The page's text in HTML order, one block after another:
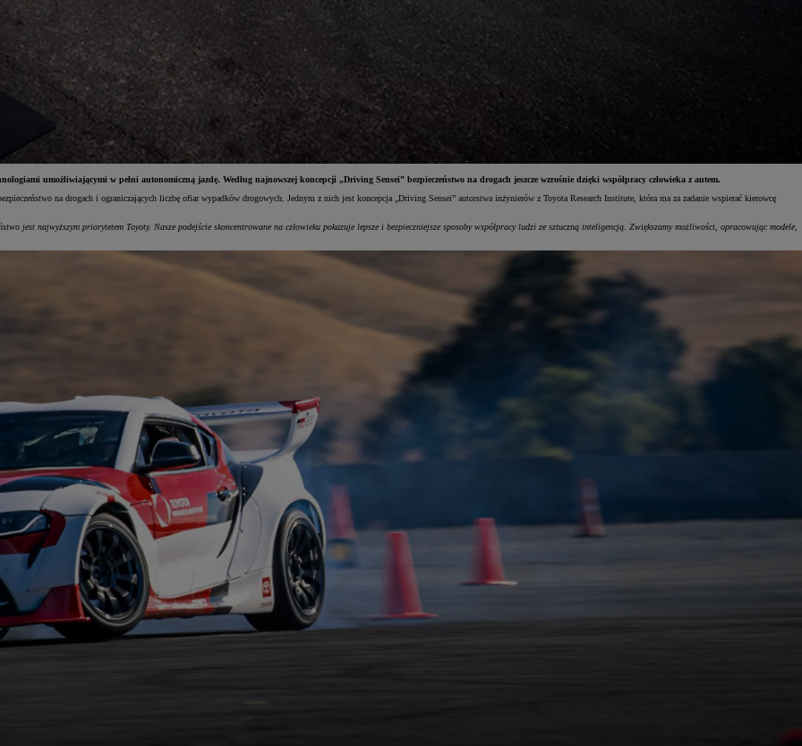
umożliwiającymi w pełni autonomiczną jazdę. Według najnowszej koncepcji „Driving Sensei” bezpieczeństwo na drogach jeszcze wzrośnie dzięki współpracy człowieka z autem.
na drogach i ograniczających liczbę ofiar wypadków drogowych. Jednym z nich jest koncepcja „Driving Sensei” autorstwa inżynierów z Toyota Research Institute, która ma za zadanie wspierać kierowcę
jest najwyższym priorytetem Toyoty. Nasze podejście skoncentrowane na człowieku pokazuje lepsze i bezpieczniejsze sposoby współpracy ludzi ze sztuczną inteligencją. Zwiększamy możliwości, opracowując modele,